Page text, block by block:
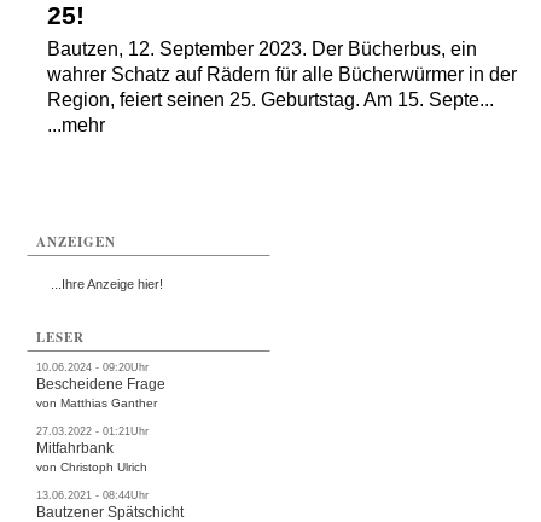
25!
Bautzen, 12. September 2023. Der Bücherbus, ein
wahrer Schatz auf Rädern für alle Bücherwürmer in der
Region, feiert seinen 25. Geburtstag. Am 15. Septe...
...mehr
ANZEIGEN
...Ihre Anzeige hier!
LESER
10.06.2024 - 09:20Uhr
Bescheidene Frage
von Matthias Ganther
27.03.2022 - 01:21Uhr
Mitfahrbank
von Christoph Ulrich
13.06.2021 - 08:44Uhr
Bautzener Spätschicht